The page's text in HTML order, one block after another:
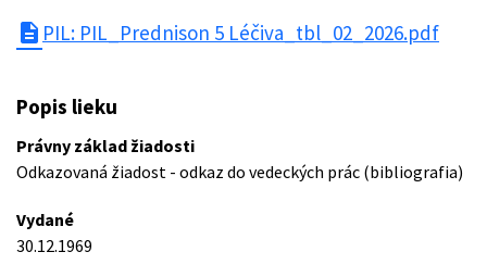
description PIL: PIL_Prednison 5 Léčiva_tbl_02_2026.pdf
Popis lieku
Právny základ žiadosti
Odkazovaná žiadost - odkaz do vedeckých prác (bibliografia)
Vydané
30.12.1969